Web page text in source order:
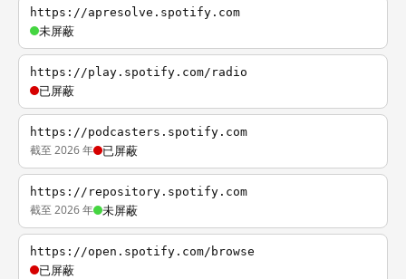
https://apresolve.spotify.com
未屏蔽
https://play.spotify.com/radio
已屏蔽
https://podcasters.spotify.com
截至 2026 年 已屏蔽
https://repository.spotify.com
截至 2026 年 未屏蔽
https://open.spotify.com/browse
已屏蔽